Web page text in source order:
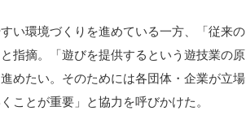
い環境づくりを進めている一方、「従来の
指摘。「遊びを提供するという遊技業の原
めたい。そのためには各団体・企業が立場
ことが重要」と協力を呼びかけた。